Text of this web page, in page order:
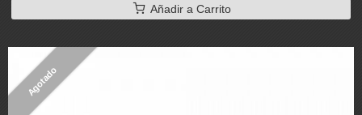
Añadir a Carrito
Agotado